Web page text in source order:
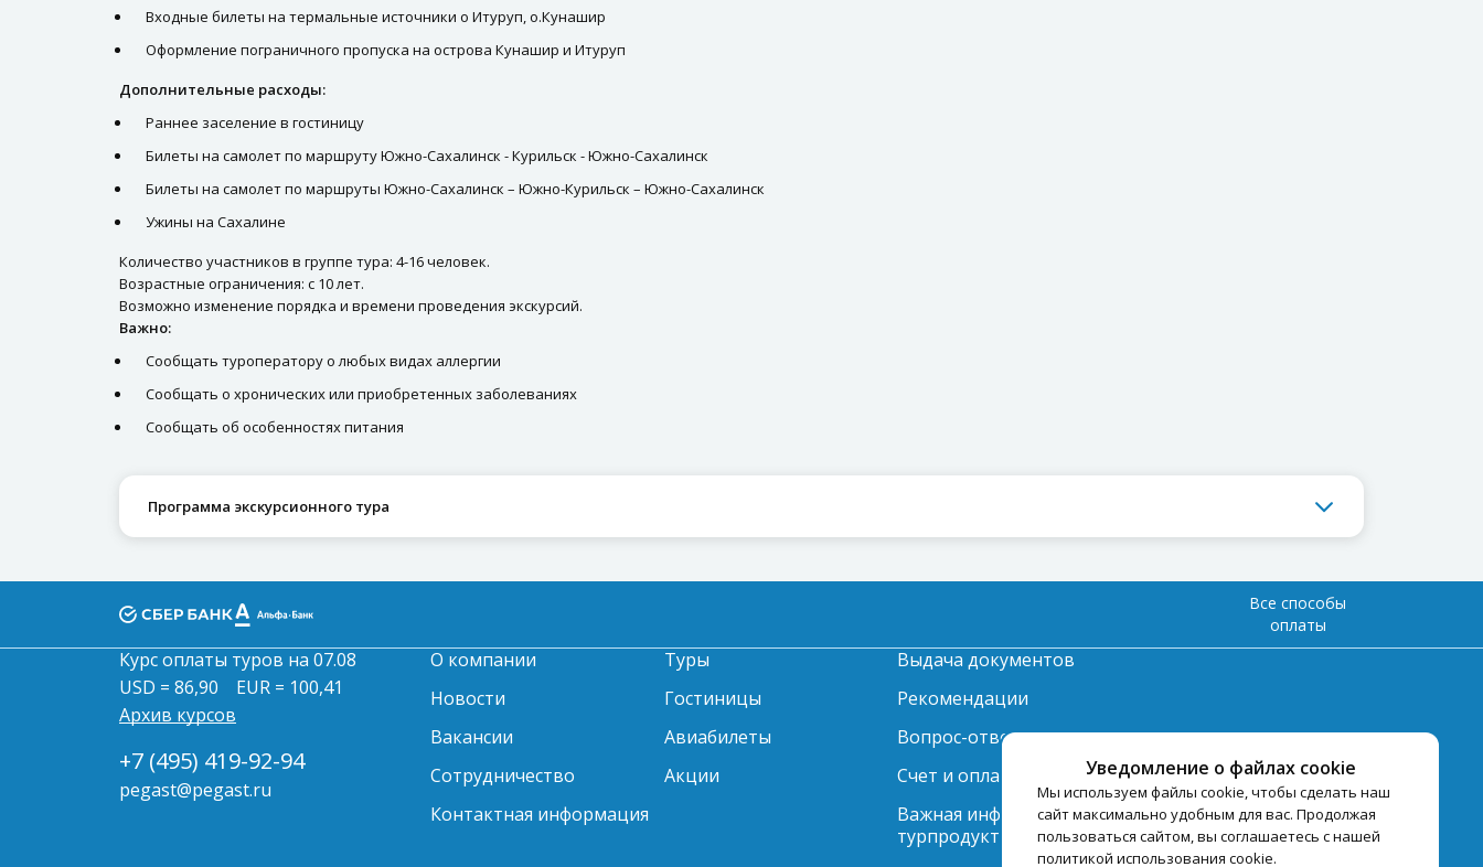
Входные билеты на термальные источники о Итуруп, о.Кунашир
Оформление пограничного пропуска на острова Кунашир и Итуруп
Дополнительные расходы:
Раннее заселение в гостиницу
Билеты на самолет по маршруту Южно-Сахалинск - Курильск - Южно-Сахалинск
Билеты на самолет по маршруты Южно-Сахалинск – Южно-Курильск – Южно-Сахалинск
Ужины на Сахалине
Количество участников в группе тура: 4-16 человек.
Возрастные ограничения: с 10 лет.
Возможно изменение порядка и времени проведения экскурсий.
Важно:
Сообщать туроператору о любых видах аллергии
Сообщать о хронических или приобретенных заболеваниях
Сообщать об особенностях питания
Программа экскурсионного тура
Уведомление о файлах cookie
Мы используем файлы cookie, чтобы сделать наш
сайт максимально удобным для вас. Продолжая
пользоваться сайтом, вы соглашаетесь с нашей
политикой использования cookie.
Все способы
оплаты
Курс оплаты туров на 07.08
USD = 86,90
EUR = 100,41
Архив курсов
+7 (495) 419-92-94
pegast@pegast.ru
О компании
Новости
Вакансии
Сотрудничество
Контактная информация
Туры
Гостиницы
Авиабилеты
Акции
Выдача документов
Рекомендации
Вопрос-ответ
Счет и оплата
Важная информация по
турпродукту